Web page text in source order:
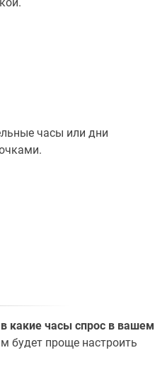
часы или дни
в какие часы спрос в вашем
будет проще настроить